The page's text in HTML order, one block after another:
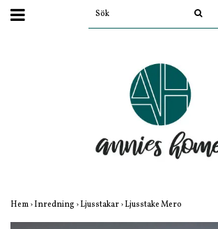
Hem›Inredning ›Ljusstakar›Ljusstake Mero